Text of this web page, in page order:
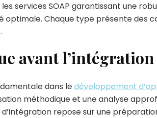
services SOAP garantissant une
optimale. Chaque type présente des
avant l’intégration
dans ledéveloppement
méthodique et une analyse
repose sur une